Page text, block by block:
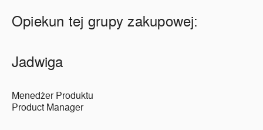
Opiekun tej grupy zakupowej:
Jadwiga
Menedżer Produktu
Product Manager